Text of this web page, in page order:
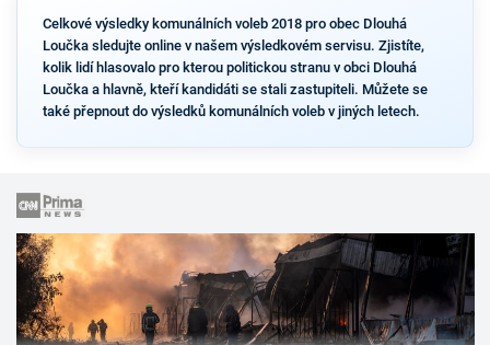
Celkové výsledky komunálních voleb 2018 pro obec Dlouhá
Loučka sledujte online v našem výsledkovém servisu. Zjistíte,
kolik lidí hlasovalo pro kterou politickou stranu v obci Dlouhá
Loučka a hlavně, kteří kandidáti se stali zastupiteli. Můžete se
také přepnout do výsledků komunálních voleb v jiných letech.